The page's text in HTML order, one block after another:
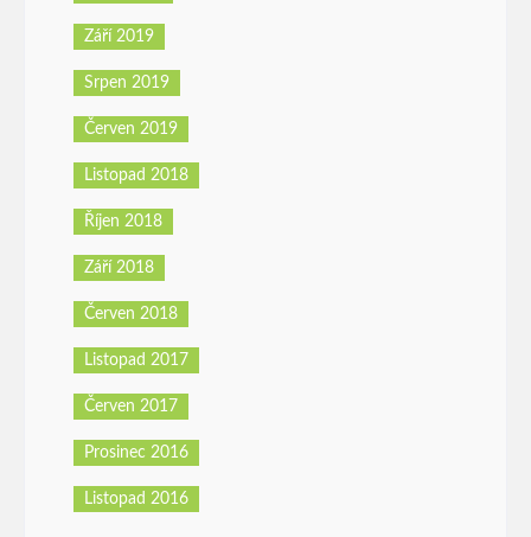
Září 2019
Srpen 2019
Červen 2019
Listopad 2018
Říjen 2018
Září 2018
Červen 2018
Listopad 2017
Červen 2017
Prosinec 2016
Listopad 2016